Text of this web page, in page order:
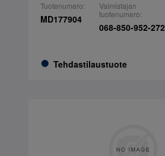
Tuotenumero:
MD177904
Tehdastilaustuote
Valmistajan
tuotenumero:
068-850-952-272